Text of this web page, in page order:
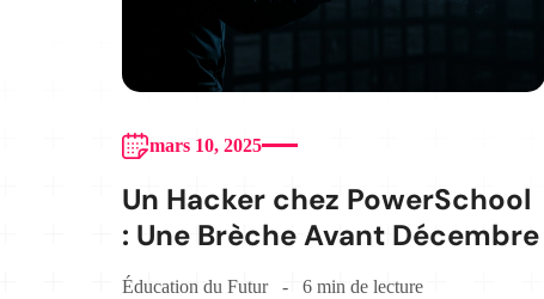
mars 10, 2025
Un Hacker chez PowerSchool
: Une Brèche Avant Décembre
Éducation du Futur 6 min de lecture